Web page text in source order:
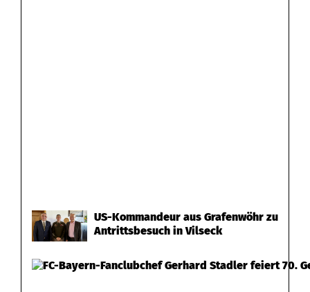
US-Kommandeur aus Grafenwöhr zu
Antrittsbesuch in Vilseck